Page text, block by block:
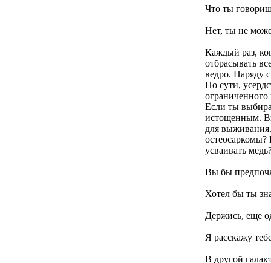
Что ты
Нет, ты не
Каждый раз,
отбрасывать
ведро. Наряду
По сути,
Если ты
истощенным.
для
усваивать
Вы бы
Хотел бы ты
Держись, еще
Я расскажу
В другой